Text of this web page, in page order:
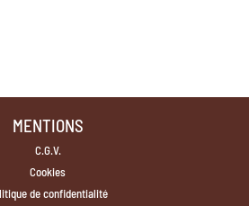
MENTIONS
C.G.V.
Cookies
de confidentialité